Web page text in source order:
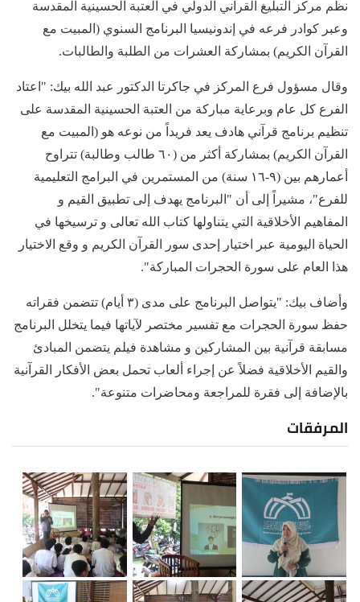
نظّم مركز التبليغ القرآني الدولي في العتبة الحسينية المقدسة
وعبر كوادر فرعه في إندونيسيا البرنامج السنوي (المبيت مع
القرآن الكريم) بمشاركة العشرات من الطلبة والطالبات.
وقال مسؤول فرع المركز في جاكرتا الدكتور عبد الله بيك: "اعتاد
الفرع كل عام وبرعاية مباركة من العتبة الحسينية المقدسة على
تنظيم برنامج قرآني هادف يعد فريداً من نوعه هو (المبيت مع
القرآن الكريم) بمشاركة أكثر من (٦٠ طالب وطالبة) تتراوح
أعمارهم بين (٩-١٦ سنة) من المستمرين في البرامج التعليمية
للفرع"، مشيراً إلى أن "البرنامج يهدف إلى تطبيق القيم و
المفاهيم الأخلاقية التي يتناولها كتاب الله تعالى و ترسيخها في
الحياة اليومية عبر اختيار إحدى سور القرآن الكريم و وقع الاختيار
هذا العام على سورة الحجرات المباركة".
وأضاف بيك: "يتواصل البرنامج على مدى (٣ أيام) تتضمن فقراته
حفظ سورة الحجرات مع تفسير مختصر لآياتها فيما يتخلل البرنامج
مسابقة قرآنية بين المشاركين و مشاهدة فيلم يتضمن المبادئ
والقيم الأخلاقية فضلاً عن إجراء ألعاب تحمل بعض الأفكار القرآنية
بالإضافة إلى فقرة للمراجعة ومحاضرات متنوعة".
المرفقات